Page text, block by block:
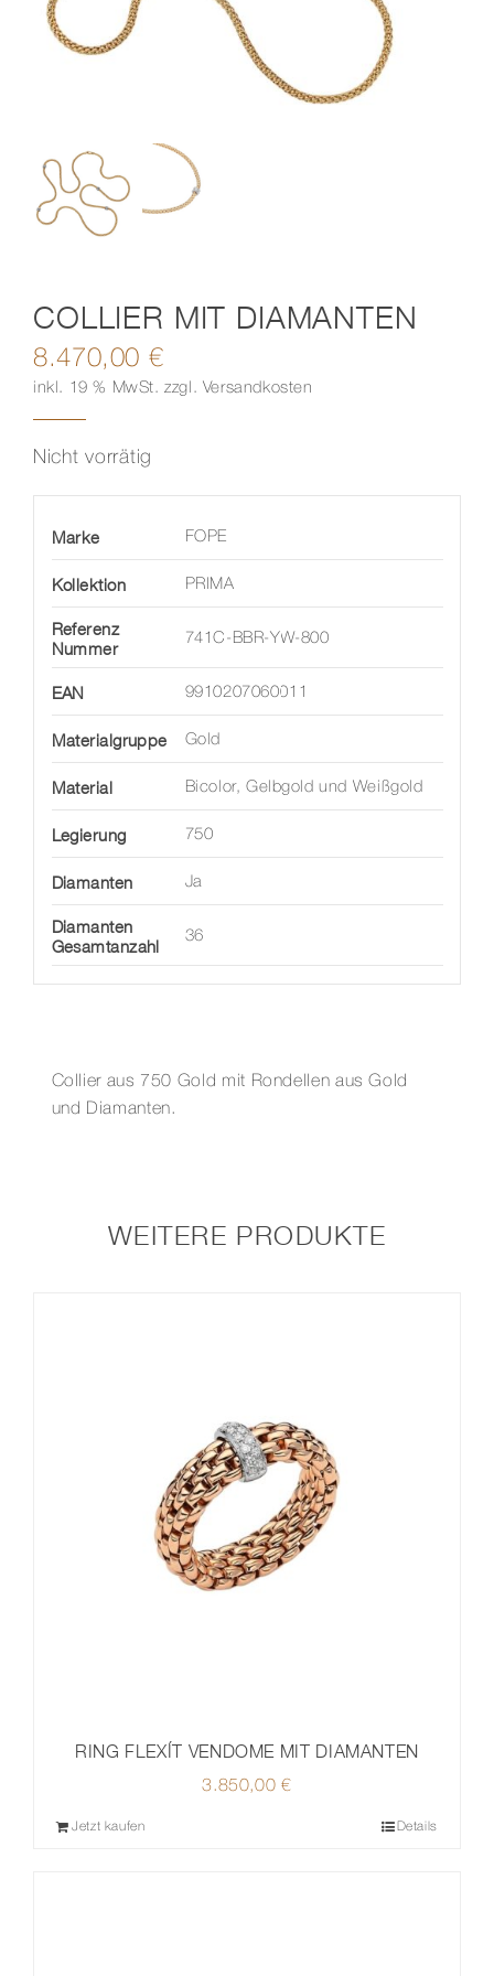
Kontakt
COLLIER MIT DIAMANTEN
8.470,00 €
inkl. 19 % MwSt. zzgl. Versandkosten
Nicht vorrätig
Marke FOPE
Kollektion PRIMA
Referenz
Nummer
741C-BBR-YW-800
EAN 9910207060011
Materialgruppe Gold
Material Bicolor, Gelbgold und Weißgold
Legierung 750
Diamanten Ja
Diamanten
Gesamtanzahl
36
Collier aus 750 Gold mit Rondellen aus Gold
und Diamanten.
WEITERE PRODUKTE
RING FLEXÍT VENDOME MIT DIAMANTEN
3.850,00€
Jetzt kaufen Details